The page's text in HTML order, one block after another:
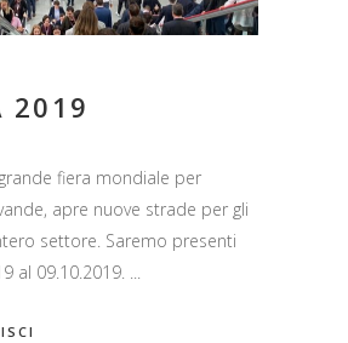
2019
fiera mondiale per
apre nuove strade per gli
settore. Saremo presenti
al 09.10.2019.